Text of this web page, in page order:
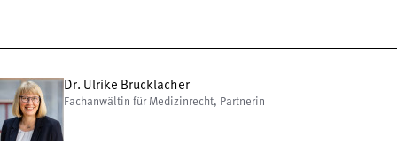
Dr. Ulrike Brucklacher
Fachanwältin für Medizinrecht, Partnerin